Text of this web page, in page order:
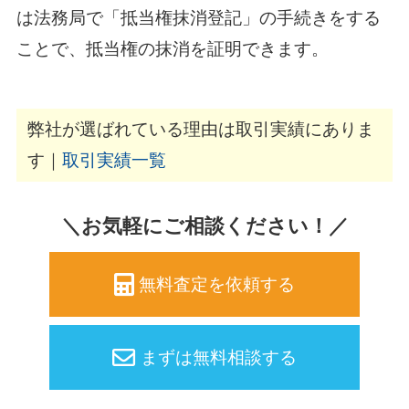
は法務局で「抵当権抹消登記」の手続きをする
ことで、抵当権の抹消を証明できます。
弊社が選ばれている理由は取引実績にありま
す｜ 取引実績一覧
＼お気軽にご相談ください！／
無料査定を依頼する
まずは無料相談する